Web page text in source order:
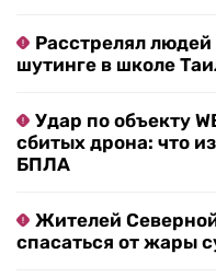
Расстрелял людей
шутинге в школе
Удар по объекту
сбитых дрона: что
БПЛА
Жителей
спасаться от жары